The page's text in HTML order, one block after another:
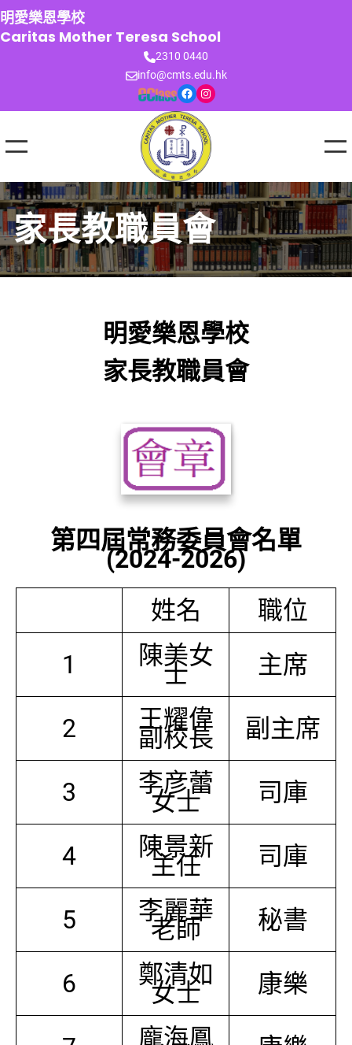
跳
至
主
明愛樂恩學校
Caritas Mother Teresa School
2310 0440
info@cmts.edu.hk
Facebook Instagram
家長教職員會
明愛樂恩學校
家長教職員會
第四屆常務委員會名單
(2024-2026)
姓名
職位
1
陳美女
士 主席
2 王耀偉
副校長 副主席
3 李彦蕾
女士 司庫
4 陳景新
主任 司庫
5 李麗華
老師 秘書
6 鄭清如
女士 康樂
龐海鳳